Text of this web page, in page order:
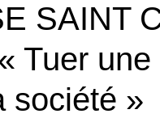
SAINT
Tuer une
société »